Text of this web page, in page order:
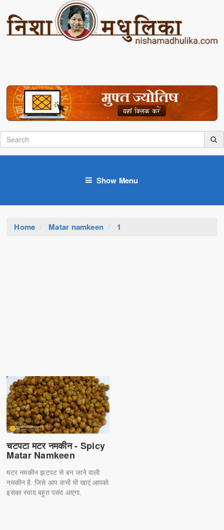
Show Menu
Home Matar namkeen 1
चटपटा मटर नमकीन - Spicy
Matar Namkeen
मटर नमकीन झटपट से बन जाने वाली
नमकीन है. जिसे आप कभी भी खाएं आपको
इसका स्वाद बहुत पसंद आएगा.